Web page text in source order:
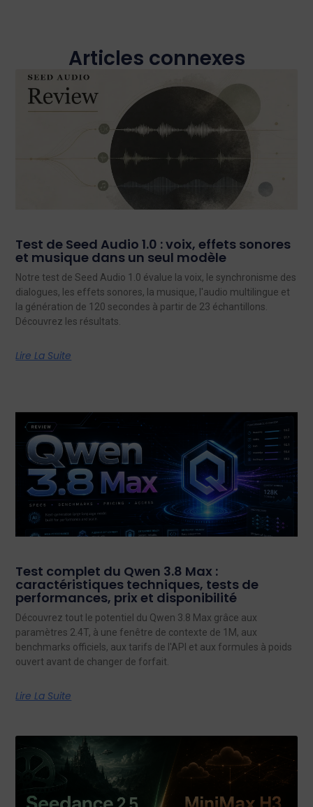
Articles connexes
Test de Seed Audio 1.0 : voix, effets sonores
et musique dans un seul modèle
Notre test de Seed Audio 1.0 évalue la voix, le synchronisme des
dialogues, les effets sonores, la musique, l'audio multilingue et
la génération de 120 secondes à partir de 23 échantillons.
Découvrez les résultats.
Lire La Suite
Test complet du Qwen 3.8 Max :
caractéristiques techniques, tests de
performances, prix et disponibilité
Découvrez tout le potentiel du Qwen 3.8 Max grâce aux
paramètres 2.4T, à une fenêtre de contexte de 1M, aux
benchmarks officiels, aux tarifs de l'API et aux formules à poids
ouvert avant de changer de forfait.
Lire La Suite